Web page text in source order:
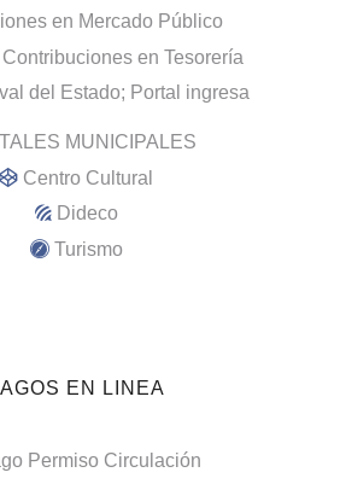
en Mercado Público
en Tesorería
del Estado; Portal ingresa
MUNICIPALES
Centro Cultural
Dideco
Turismo
EN LINEA
Permiso Circulación